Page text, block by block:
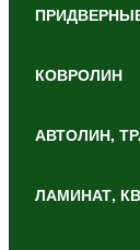
КОВРОЛИН
АВТОЛИН,
ЛАМИНАТ,